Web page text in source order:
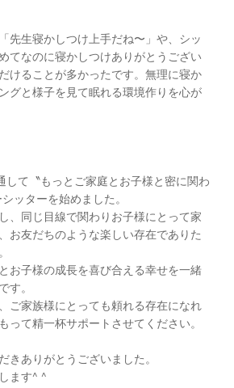
先生寝かしつけ上手だね〜」や、シッ
てなのに寝かしつけありがとうござい
けることが多かったです。無理に寝か
グと様子を見て眠れる環境作りを心が
して〝もっとご家庭とお子様と密に関わ
ッターを始めました。
、同じ目線で関わりお子様にとって家
お友だちのような楽しい存在でありた
お子様の成長を喜び合える幸せを一緒
す。
ご家族様にとっても頼れる存在になれ
て精一杯サポートさせてください。
きありがとうございました。
ます^ ^